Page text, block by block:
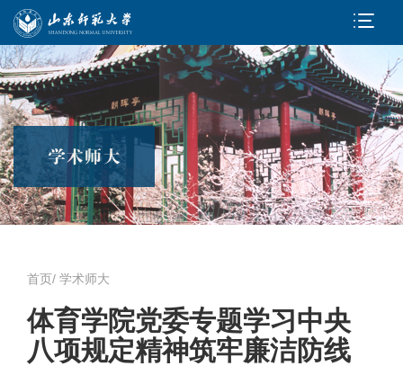
首页/ 学术师大
体育学院党委专题学习中央
八项规定精神筑牢廉洁防线